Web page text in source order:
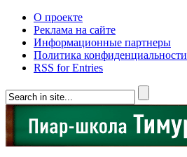
О проекте
Реклама на сайте
Информационные партнеры
Политика конфиденциальности
RSS for Entries